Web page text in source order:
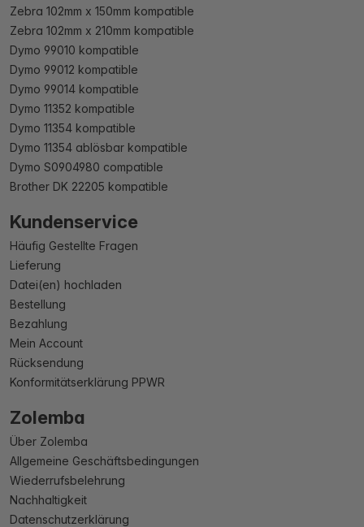
Zebra 102mm x 150mm kompatible
Zebra 102mm x 210mm kompatible
Dymo 99010 kompatible
Dymo 99012 kompatible
Dymo 99014 kompatible
Dymo 11352 kompatible
Dymo 11354 kompatible
Dymo 11354 ablösbar kompatible
Dymo S0904980 compatible
Brother DK 22205 kompatible
Kundenservice
Häufig Gestellte Fragen
Lieferung
Datei(en) hochladen
Bestellung
Bezahlung
Mein Account
Rücksendung
Konformitätserklärung PPWR
Zolemba
Über Zolemba
Allgemeine Geschäftsbedingungen
Wiederrufsbelehrung
Nachhaltigkeit
Datenschutzerklärung